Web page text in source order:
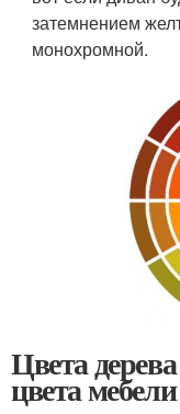
затемнением
монохромной.
Цвета
цвета мебели